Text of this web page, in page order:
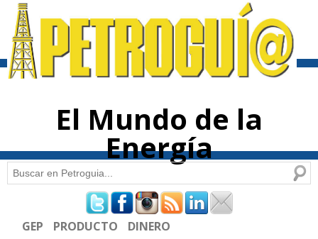
contenido
El Mundo de la
Energía
Formulario de búsqueda
Buscar
GEP PRODUCTO DINERO